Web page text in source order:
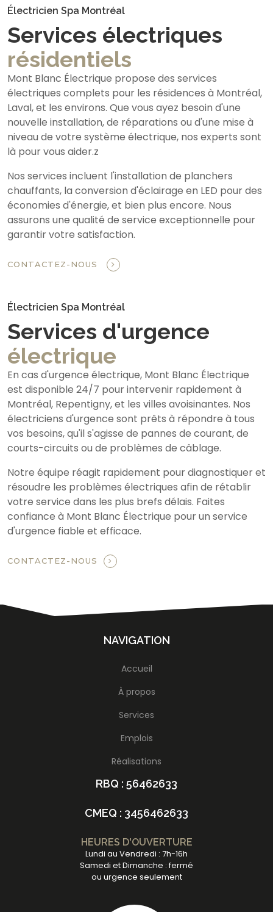
Électricien Spa Montréal
Services électriques
résidentiels
Mont Blanc Électrique propose des services
électriques complets pour les résidences à Montréal,
Laval, et les environs. Que vous ayez besoin d'une
nouvelle installation, de réparations ou d'une mise à
niveau de votre système électrique, nos experts sont
là pour vous aider.z
Nos services incluent l'installation de planchers
chauffants, la conversion d'éclairage en LED pour des
économies d'énergie, et bien plus encore. Nous
assurons une qualité de service exceptionnelle pour
garantir votre satisfaction.
CONTACTEZ-NOUS
Électricien Spa Montréal
Services d'urgence
électrique
En cas d'urgence électrique, Mont Blanc Électrique
est disponible 24/7 pour intervenir rapidement à
Montréal, Repentigny, et les villes avoisinantes. Nos
électriciens d'urgence sont prêts à répondre à tous
vos besoins, qu'il s'agisse de pannes de courant, de
courts-circuits ou de problèmes de câblage.
Notre équipe réagit rapidement pour diagnostiquer et
résoudre les problèmes électriques afin de rétablir
votre service dans les plus brefs délais. Faites
confiance à Mont Blanc Électrique pour un service
d'urgence fiable et efficace.
CONTACTEZ-NOUS
NAVIGATION
Accueil
À propos
Services
Emplois
Réalisations
RBQ : 56462633
CMEQ : 3456462633
HEURES D'OUVERTURE
Lundi au Vendredi : 7h-16h
Samedi et Dimanche : fermé
ou urgence seulement